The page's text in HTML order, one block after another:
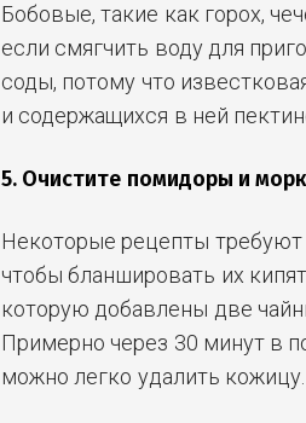
Бобовые, такие как горох,
если смягчить воду для
соды, потому что
и содержащихся в ней
5. Очистите помидоры и
Некоторые рецепты
чтобы бланшировать их
которую добавлены две
Примерно через 30 минут в
можно легко удалить кожицу.